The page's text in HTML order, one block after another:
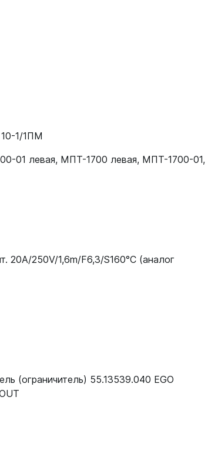
1/1ПМ
01 левая, МПТ-1700 левая, МПТ-1700-01,
20А/250V/1,6m/F6,3/S160°С (аналог
(ограничитель) 55.13539.040 EGO